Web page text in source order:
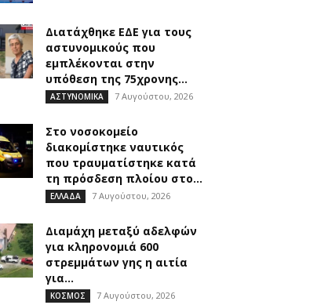
Διατάχθηκε ΕΔΕ για τους
αστυνομικούς που
εμπλέκονται στην
υπόθεση της 75χρονης...
ΑΣΤΥΝΟΜΙΚΑ 7 Αυγούστου, 2026
Στο νοσοκομείο
διακομίστηκε ναυτικός
που τραυματίστηκε κατά
τη πρόσδεση πλοίου στο...
ΕΛΛΑΔΑ 7 Αυγούστου, 2026
Διαμάχη μεταξύ αδελφών
για κληρονομιά 600
στρεμμάτων γης η αιτία
για...
ΚΟΣΜΟΣ 7 Αυγούστου, 2026